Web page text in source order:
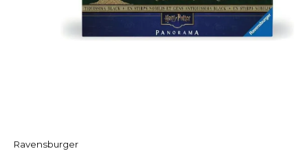
Ravensburger